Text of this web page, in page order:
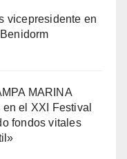
vicepresidente en
MARINA
el XXI Festival
fondos vitales